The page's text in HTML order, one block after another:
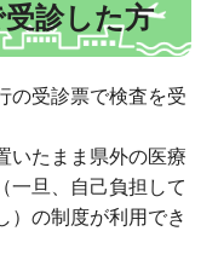
診した方
の受診票で検査を受
いたまま県外の医療
一旦、自己負担して
）の制度が利用でき